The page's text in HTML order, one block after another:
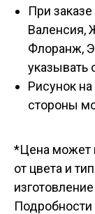
При
Валенсия,
Флоранж,
указывать
Рисунок
стороны
*Цена может
от цвета и